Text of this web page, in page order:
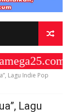
"
Lagu Indie Pop
Lagu